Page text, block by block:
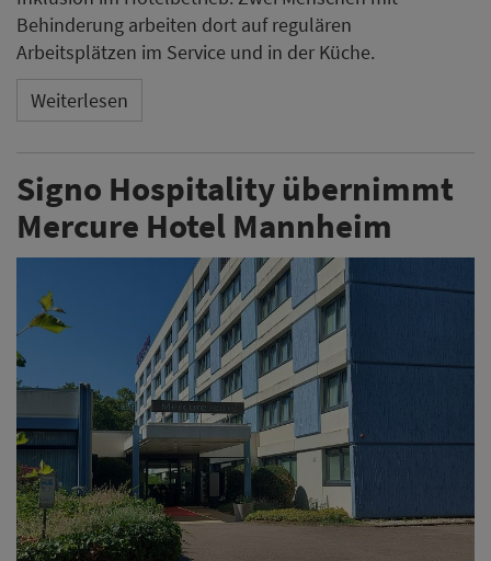
Behinderung arbeiten dort auf regulären
Arbeitsplätzen im Service und in der Küche.
Weiterlesen
Signo Hospitality übernimmt
Mercure Hotel Mannheim